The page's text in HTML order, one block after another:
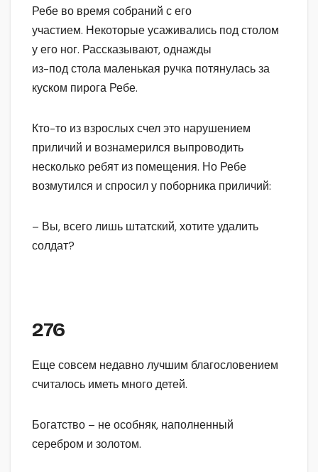
Ребе во время собраний с его
участием. Некоторые усаживались под столом
у его ног. Рассказывают, однажды
из-под стола маленькая ручка потянулась за
куском пирога Ребе.
Кто-то из взрослых счел это нарушением
приличий и вознамерился выпроводить
несколько ребят из помещения. Но Ребе
возмутился и спросил у поборника приличий:
– Вы, всего лишь штатский, хотите удалить
солдат?
276
Еще совсем недавно лучшим благословением
считалось иметь много детей.
Богатство – не особняк, наполненный
серебром и золотом.